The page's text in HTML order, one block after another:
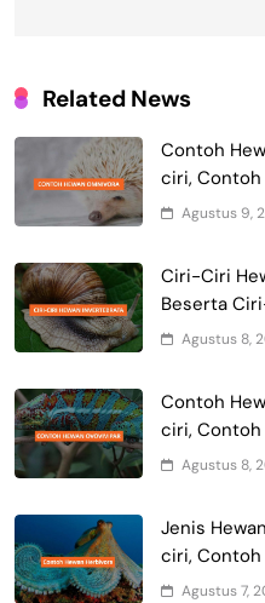
Related News
Contoh
ciri, Contoh
Agustus 9,
Ciri-Ciri
Beserta
Agustus 8,
Contoh
ciri, Contoh
Agustus 8,
Jenis
ciri, Contoh
Agustus 7,